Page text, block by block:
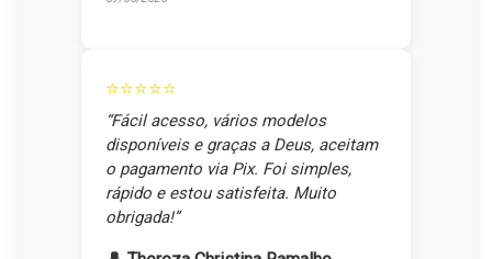
⭐⭐⭐⭐⭐
“Fácil acesso, vários modelos
disponíveis e graças a Deus, aceitam
o pagamento via Pix. Foi simples,
rápido e estou satisfeita. Muito
obrigada!”